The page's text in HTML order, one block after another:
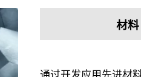
材料
通过开发应用先进材